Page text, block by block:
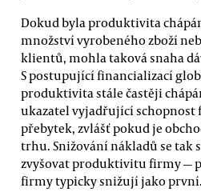
Dokud byla produktivita
množství vyrobeného zboží
klientů, mohla taková snaha
S postupující financializací
produktivita stále častěji
ukazatel vyjadřující
přebytek, zvlášť pokud je
trhu. Snižování nákladů se tak
zvyšovat produktivitu firmy —
firmy typicky snižují jako první.